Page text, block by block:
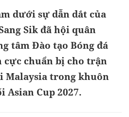
dưới sự dẫn dắt của
Sik đã hội quân
tâm Đào tạo Bóng đá
cực chuẩn bị cho trận
Malaysia trong khuôn
Asian Cup 2027.